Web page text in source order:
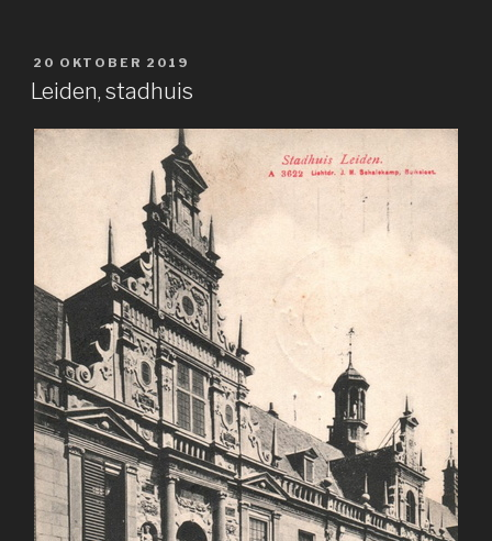
GEPLAATST
OP
20 OKTOBER 2019
Leiden, stadhuis